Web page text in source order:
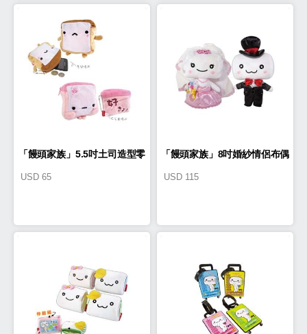
「饅頭家族」5.5吋土司造型零
USD 65
「饅頭家族」8吋婚紗情侶布偶
USD 115